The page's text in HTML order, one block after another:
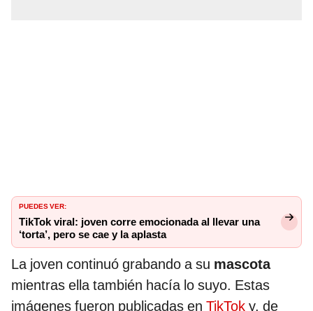
PUEDES VER:
TikTok viral: joven corre emocionada al llevar una
‘torta’, pero se cae y la aplasta
La joven continuó grabando a su mascota
mientras ella también hacía lo suyo. Estas
imágenes fueron publicadas en TikTok y, de